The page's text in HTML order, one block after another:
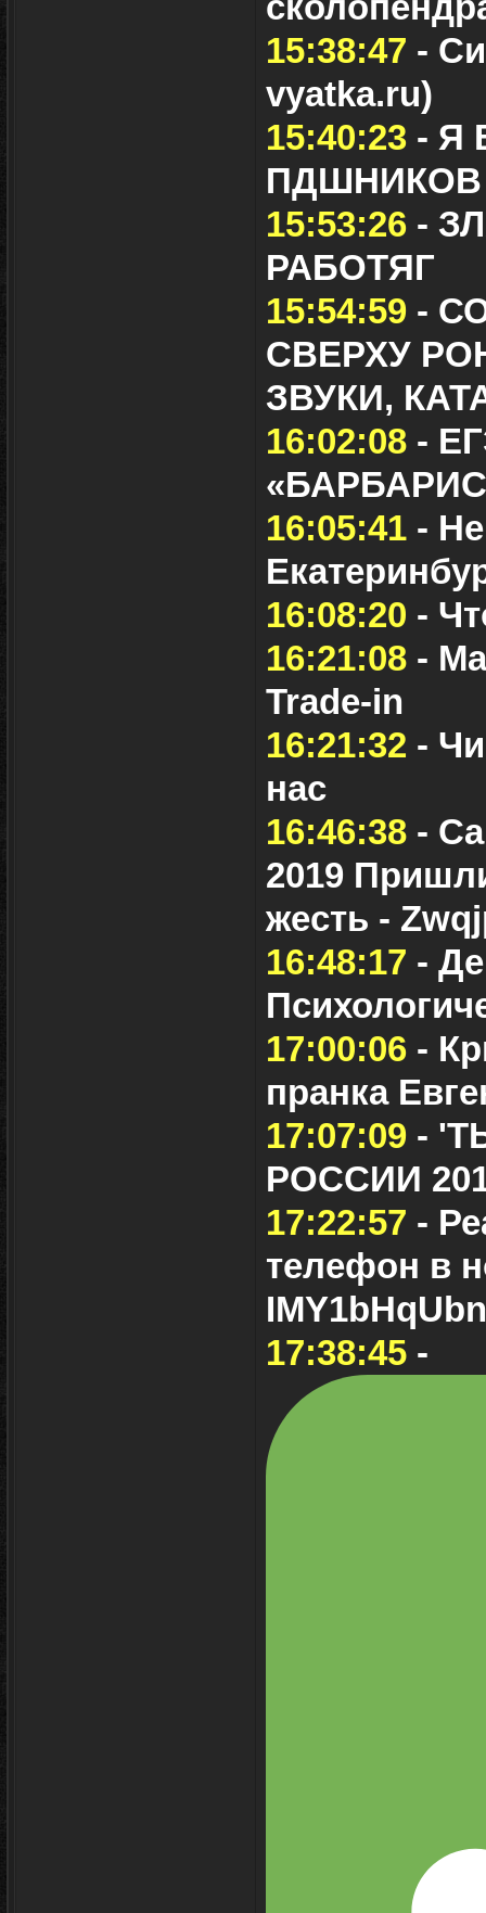
15:38:47 -
vyatka.ru)
15:40:23 - Я
ПДШНИКОВ
15:53:26 -
РАБОТЯГ
15:54:59 -
СВЕРХУ
ЗВУКИ,
16:02:08 -
16:05:41 -
16:08:20 -
16:21:08 -
Trade-in
16:21:32 -
нас
16:46:38 -
2019
жесть -
16:48:17 -
17:00:06 -
пранка
17:07:09 -
РОССИИ
17:22:57 -
телефон в
17:38:45 -